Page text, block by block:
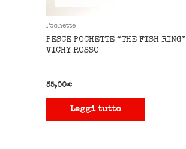
Pochette
PESCE POCHETTE “THE FISH RING”
VICHY ROSSO
35,00€
Leggi tutto